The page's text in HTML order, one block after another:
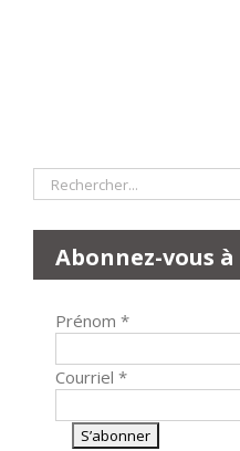
Rechercher:
Abonnez-vous
Prénom *
Courriel *